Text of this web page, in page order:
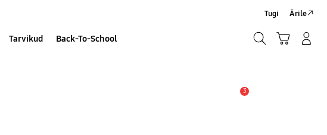
Tarvikud Back-To-School
Tugi Ärile
3